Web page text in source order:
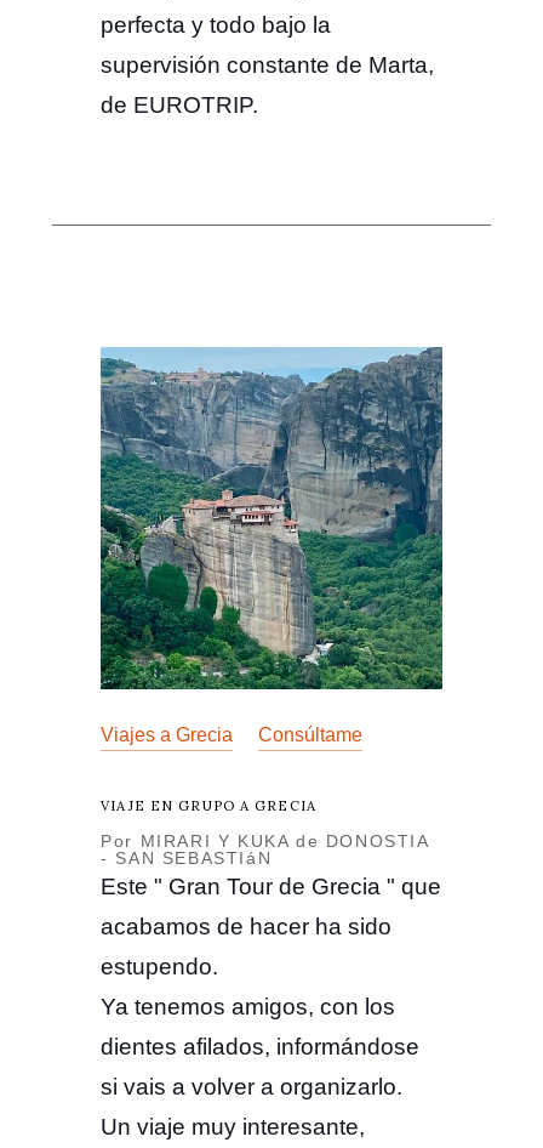
perfecta y todo bajo la
supervisión constante de Marta,
de EUROTRIP.
Viajes a Grecia Consúltame
VIAJE EN GRUPO A GRECIA
Por MIRARI Y KUKA de DONOSTIA
- SAN SEBASTIáN
Este " Gran Tour de Grecia " que
acabamos de hacer ha sido
estupendo.
Ya tenemos amigos, con los
dientes afilados, informándose
si vais a volver a organizarlo.
Un viaje muy interesante,